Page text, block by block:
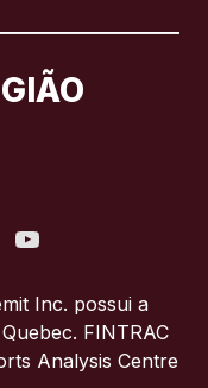
Inc. possui a
FINTRAC
Analysis Centre